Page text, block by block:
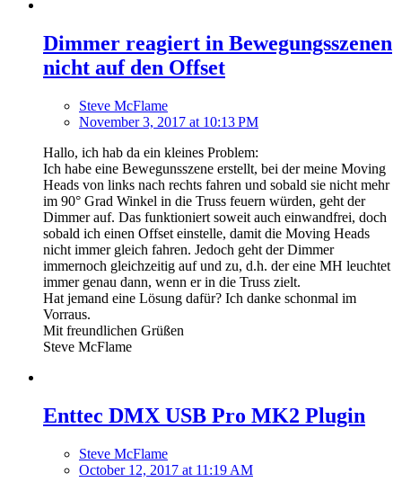
Dimmer reagiert in Bewegungsszenen
nicht auf den Offset
Steve McFlame
November 3, 2017 at 10:13 PM
Hallo, ich hab da ein kleines Problem:
Ich habe eine Bewegunsszene erstellt, bei der meine Moving
Heads von links nach rechts fahren und sobald sie nicht mehr
im 90° Grad Winkel in die Truss feuern würden, geht der
Dimmer auf. Das funktioniert soweit auch einwandfrei, doch
sobald ich einen Offset einstelle, damit die Moving Heads
nicht immer gleich fahren. Jedoch geht der Dimmer
immernoch gleichzeitig auf und zu, d.h. der eine MH leuchtet
immer genau dann, wenn er in die Truss zielt.
Hat jemand eine Lösung dafür? Ich danke schonmal im
Vorraus.
Mit freundlichen Grüßen
Steve McFlame
Enttec DMX USB Pro MK2 Plugin
Steve McFlame
October 12, 2017 at 11:19 AM